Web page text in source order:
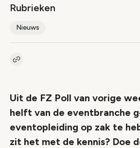
Rubrieken
Nieuws
Kopieer link naar artikel
Uit de FZ Poll van vorige
helft van de eventbranche
eventopleiding op zak te
zit het met de kennis? Doe